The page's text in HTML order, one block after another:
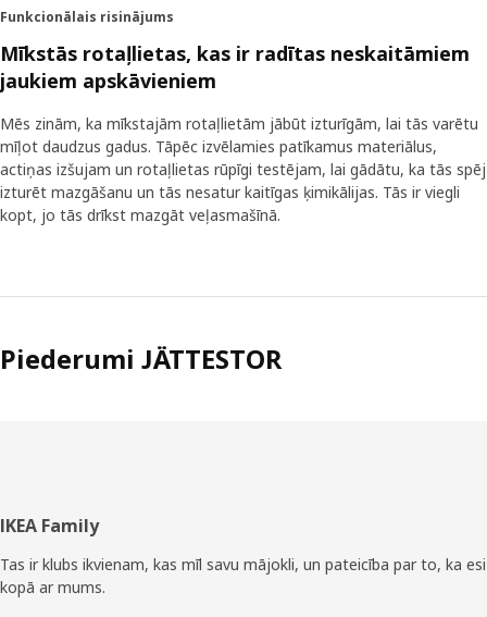
vieglāk variējamas." IKEA mīkstās rotaļlietas ir iemīļojuši
vecākiem var būt mierīga sirds, zinot, ka tās ir drošas.
Funkcionālais risinājums
Mīkstās rotaļlietas, kas ir radītas neskaitāmiem
jaukiem apskāvieniem
Mēs zinām, ka mīkstajām rotaļlietām jābūt izturīgām, lai tās varētu
mīļot daudzus gadus. Tāpēc izvēlamies patīkamus materiālus,
actiņas izšujam un rotaļlietas rūpīgi testējam, lai gādātu, ka tās spēj
izturēt mazgāšanu un tās nesatur kaitīgas ķimikālijas. Tās ir viegli
kopt, jo tās drīkst mazgāt veļasmašīnā.
Piederumi JÄTTESTOR
Kājene
IKEA Family
Tas ir klubs ikvienam, kas mīl savu mājokli, un pateicība par to, ka esi
kopā ar mums.